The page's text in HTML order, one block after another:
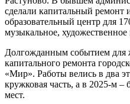
сделали капитальный
образовательный центр для
музыкальное, художественное
Долгожданным событием для
капитального ремонта
«Мир». Работы велись в два
кружковая часть, а в 2025-м
мест.